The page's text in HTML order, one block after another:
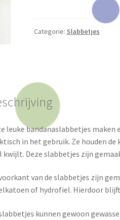
Categorie: Slabbetjes
leuke bandanaslabbetjes
in het gebruik. Ze houden
kwijlt. Deze slabbetjes zijn
van de slabbetjes zijn
of hydrofiel. Hierdoor
kunnen gewoon